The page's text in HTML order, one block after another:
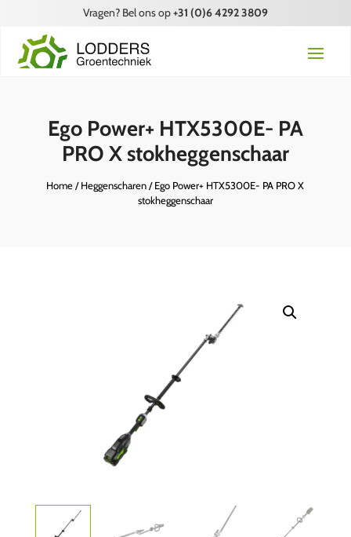
Vragen? Bel ons op+31 (0)6 4292 3809
Ego Power+ HTX5300E- PA
PRO X stokheggenschaar
Home/Heggenscharen/ Ego Power+ HTX5300E- PA PRO X
stokheggenschaar